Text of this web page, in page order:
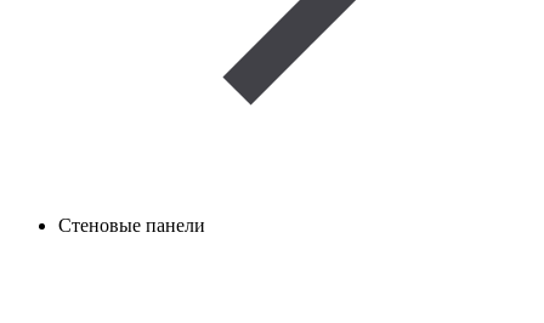
Стеновые панели